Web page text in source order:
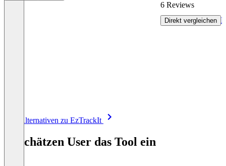
6 Reviews
Direkt vergleichen
Alle Alternativen zu EzTrackIt
So schätzen User das Tool ein